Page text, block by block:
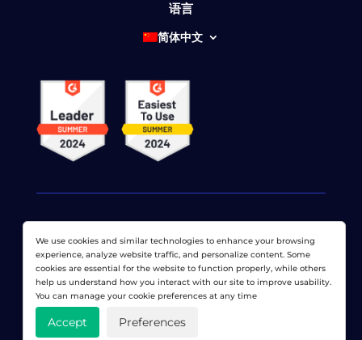
语言
简体中文
© 2026 网络显示器公司 版权所有。 LoadView 是 Dotcom-
Monitor公司
隐私政策|服务条款|许可专利 |网站地图
We use cookies and similar technologies to enhance your browsing
experience, analyze website traffic, and personalize content. Some
cookies are essential for the website to function properly, while others
help us understand how you interact with our site to improve usability.
You can manage your cookie preferences at any time
Accept Preferences